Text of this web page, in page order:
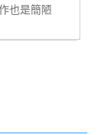
也是簡陋